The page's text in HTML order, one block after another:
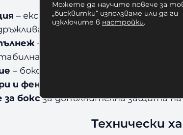
– ексклузивен графити дизайн,
и лесна за поддръжка
– максимална защита на
фиксация на китката
– бокс, кикбокс, чувал, спаринг
и фенове на street culture
боксза допълнителна защита
Технически
Можете да научите повече за
„бисквитки“ използваме или да ги
изключите в настройки.